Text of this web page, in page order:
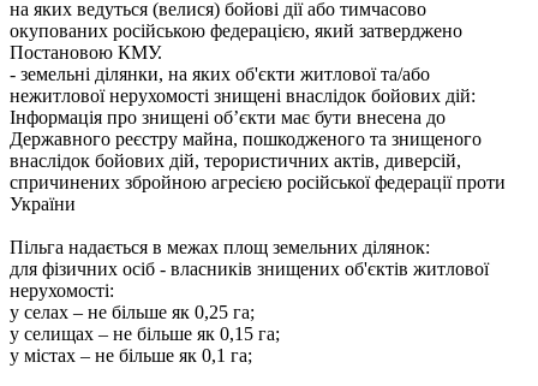
на яких ведуться (велися) бойові дії або тимчасово
окупованих російською федерацією, який затверджено
Постановою КМУ.
- земельні ділянки, на яких об'єкти житлової та/або
нежитлової нерухомості знищені внаслідок бойових дій:
Інформація про знищені об’єкти має бути внесена до
Державного реєстру майна, пошкодженого та знищеного
внаслідок бойових дій, терористичних актів, диверсій,
спричинених збройною агресією російської федерації проти
України
Пільга надається в межах площ земельних ділянок:
для фізичних осіб - власників знищених об'єктів житлової
нерухомості:
у селах – не більше як 0,25 га;
у селищах – не більше як 0,15 га;
у містах – не більше як 0,1 га;